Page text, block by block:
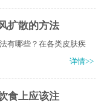
扩散的方法
有哪些？在各类皮肤疾
详情>>
食上应该注